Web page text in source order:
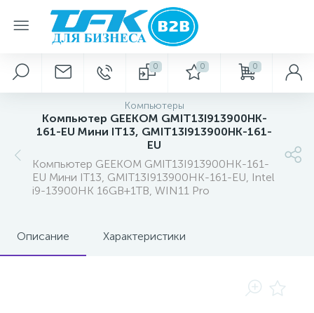
0 0 0
Компьютеры
Компьютер GEEKOM GMIT13I913900HK-
161-EU Мини IT13, GMIT13I913900HK-161-
EU
Компьютер GEEKOM GMIT13I913900HK-161-
EU Мини IT13, GMIT13I913900HK-161-EU, Intel
i9-13900HK 16GB+1TB, WIN11 Pro
Описание Характеристики